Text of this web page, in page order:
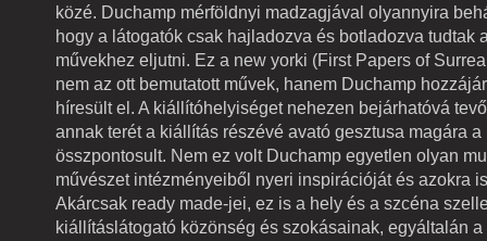
közé. Duchamp mérföldnyi madzagjával olyannyira
hogy a látogatók csak hajladozva és botladozva tudtak
művekhez eljutni. Ez a new yorki (First Papers of
nem az ott bemutatott művek, hanem Duchamp
híresült el. A kiállítóhelyiséget nehezen bejárhatóvá
annak terét a kiállítás részévé avató gesztusa magára a
összpontosult. Nem ez volt Duchamp egyetlen olyan
művészet intézményeiből nyeri inspirációját és azokra
Akárcsak ready made-jei, ez is a hely és a szcéna
kiállításlátogató közönség és szokásainak, egyáltalán a